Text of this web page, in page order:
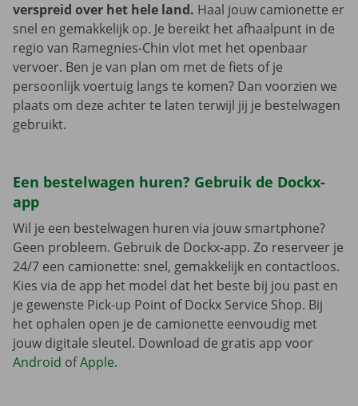
verspreid over het hele land. Haal jouw camionette er
snel en gemakkelijk op. Je bereikt het afhaalpunt in de
regio van Ramegnies-Chin vlot met het openbaar
vervoer. Ben je van plan om met de fiets of je
persoonlijk voertuig langs te komen? Dan voorzien we
plaats om deze achter te laten terwijl jij je bestelwagen
gebruikt.
Een bestelwagen huren? Gebruik de Dockx-
app
Wil je een bestelwagen huren via jouw smartphone?
Geen probleem. Gebruik de Dockx-app. Zo reserveer je
24/7 een camionette: snel, gemakkelijk en contactloos.
Kies via de app het model dat het beste bij jou past en
je gewenste Pick-up Point of Dockx Service Shop. Bij
het ophalen open je de camionette eenvoudig met
jouw digitale sleutel. Download de gratis app voor
Android ofApple.